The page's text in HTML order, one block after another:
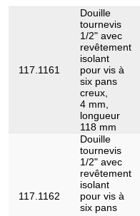
Norme:
Retour exclu:
117.1161
Douille
tournevis
1/2" avec
revêtement
isolant
pour vis à
six pans
creux,
4 mm,
longueur
118 mm
117.1162
Douille
tournevis
1/2" avec
revêtement
isolant
pour vis à
six pans